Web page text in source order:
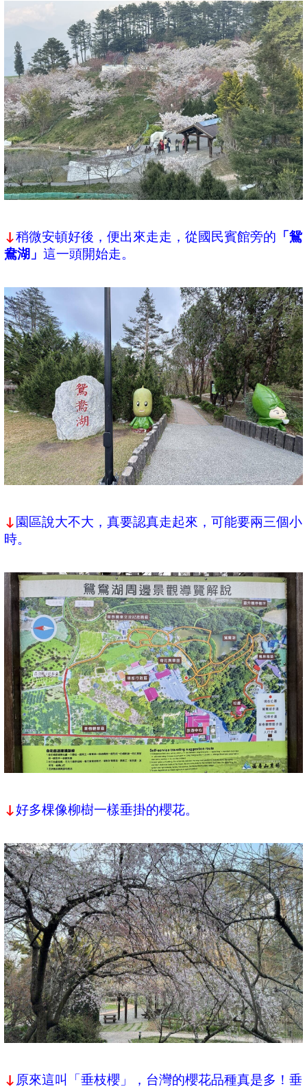
↓稍微安頓好後，便出來走走，從國民賓館旁的 「鴛
鴦湖」 這一頭開始走。
↓ 園區說大不大，真要認真走起來，可能要兩三個小
時。
↓好多棵像柳樹一樣垂掛的櫻花。
↓ 原來這叫「垂枝櫻」，台灣的櫻花品種真是多！垂